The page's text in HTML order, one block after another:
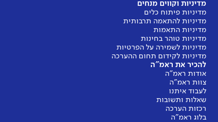
מדיניות וקווים מנחים
מדיניות פיתוח כלים
מדיניות להתאמה תרבותית
מדיניות התאמות
מדיניות טוהר בחינות
מדיניות לשמירה על הפרטיות
מדיניות לקידום תחום ההערכה
להכיר את ראמ"ה
אודות ראמ"ה
צוות ראמ"ה
לעבוד איתנו
שאלות ותשובות
רכזות הערכה
בלוג ראמ"ה